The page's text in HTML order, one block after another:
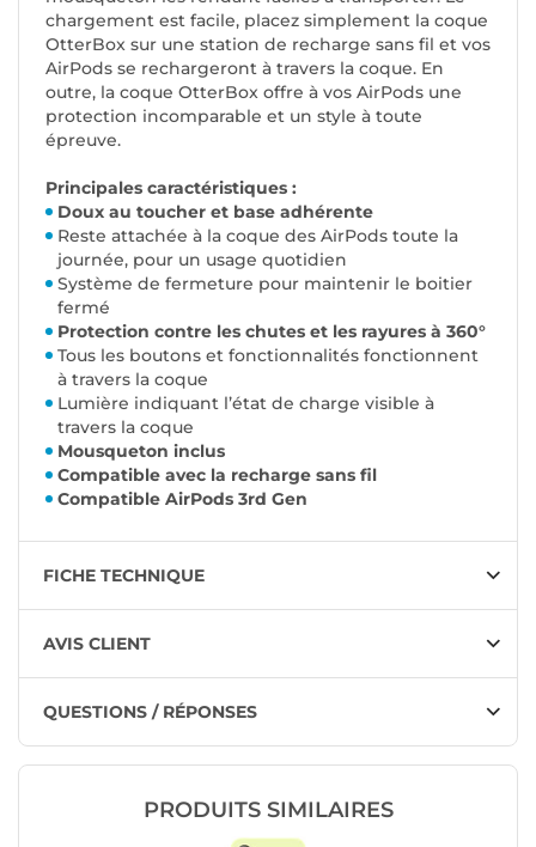
chargement est facile, placez simplement la coque
OtterBox sur une station de recharge sans fil et vos
AirPods se rechargeront à travers la coque. En
outre, la coque OtterBox offre à vos AirPods une
protection incomparable et un style à toute
épreuve.
Principales caractéristiques :
Doux au toucher et base adhérente
Reste attachée à la coque des AirPods toute la
journée, pour un usage quotidien
Système de fermeture pour maintenir le boitier
fermé
Protection contre les chutes et les rayures à 360°
Tous les boutons et fonctionnalités fonctionnent
à travers la coque
Lumière indiquant l’état de charge visible à
travers la coque
Mousqueton inclus
Compatible avec la recharge sans fil
Compatible AirPods 3rd Gen
FICHE TECHNIQUE
AVIS CLIENT
QUESTIONS / RÉPONSES
PRODUITS SIMILAIRES